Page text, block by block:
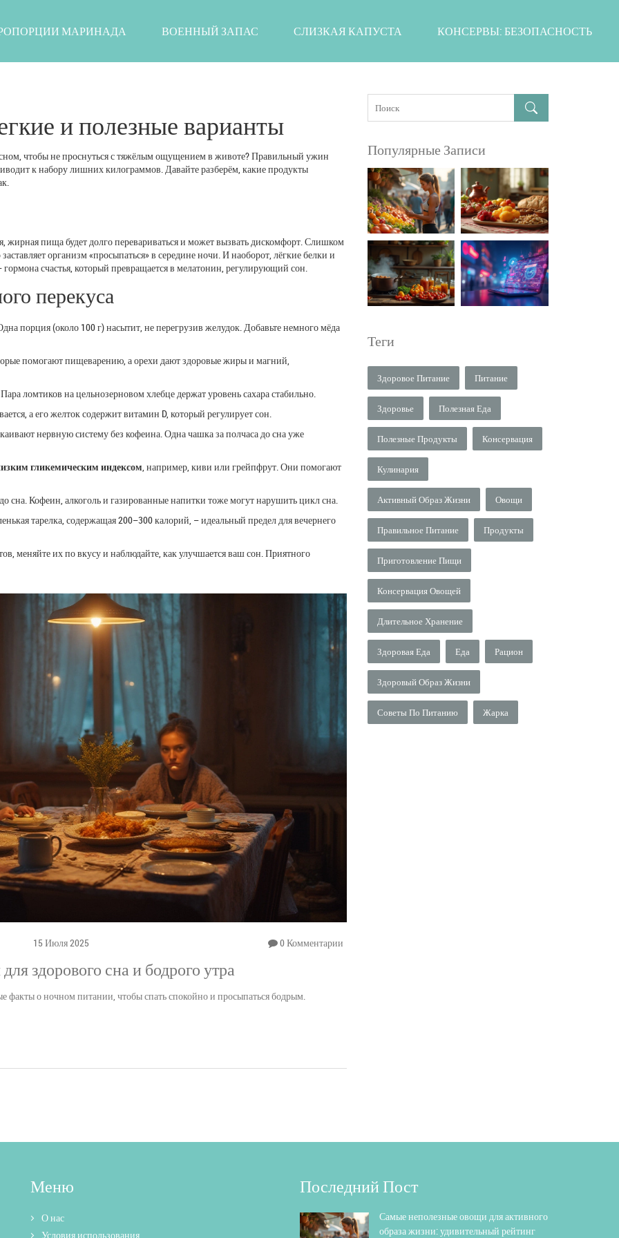
МАРИНАДА ВОЕННЫЙ ЗАПАС СЛИЗКАЯ КАПУСТА КОНСЕРВЫ: БЕЗОПАСНОСТЬ
и полезные варианты
сном, чтобы не проснуться с тяжёлым ощущением в животе? Правильный ужин
к набору лишних килограммов. Давайте разберём, какие продукты
жирная пища будет долго перевариваться и может вызвать дискомфорт. Слишком
организм «просыпаться» в середине ночи. И наоборот, лёгкие белки и
счастья, который превращается в мелатонин, регулирующий сон.
перекуса
порция (около 100 г) насытит, не перегрузив желудок. Добавьте немного мёда
помогают пищеварению, а орехи дают здоровые жиры и магний,
ломтиков на цельнозерновом хлебце держат уровень сахара стабильно.
а его желток содержит витамин D, который регулирует сон.
нервную систему без кофеина. Одна чашка за полчаса до сна уже
гликемическим индексом , например, киви или грейпфрут. Они помогают
сна. Кофеин, алкоголь и газированные напитки тоже могут нарушить цикл сна.
тарелка, содержащая 200–300 калорий, – идеальный предел для вечернего
меняйте их по вкусу и наблюдайте, как улучшается ваш сон. Приятного
15 Июля 2025 0 Комментарии
здорового сна и бодрого утра
о ночном питании, чтобы спать спокойно и просыпаться бодрым.
Популярные Записи
Теги
Здоровое Питание Питание
Здоровье Полезная Еда
Полезные Продукты Консервация
Кулинария
Активный Образ Жизни Овощи
Правильное Питание Продукты
Приготовление Пищи
Консервация Овощей
Длительное Хранение
Здоровая Еда Еда Рацион
Здоровый Образ Жизни
Советы По Питанию Жарка
Меню
О нас
Условия использования
Последний Пост
Самые неполезные овощи для активного
образа жизни: удивительный рейтинг